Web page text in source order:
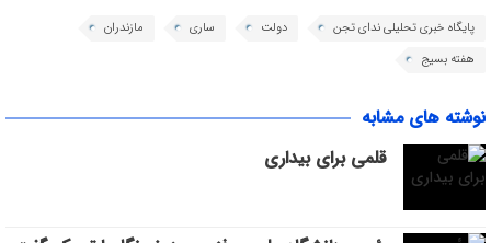
پایگاه خبری تحلیلی ندای تجن دولت ساری
مازندران
هفته بسیج
نوشته های مشابه
قلمی برای بیداری